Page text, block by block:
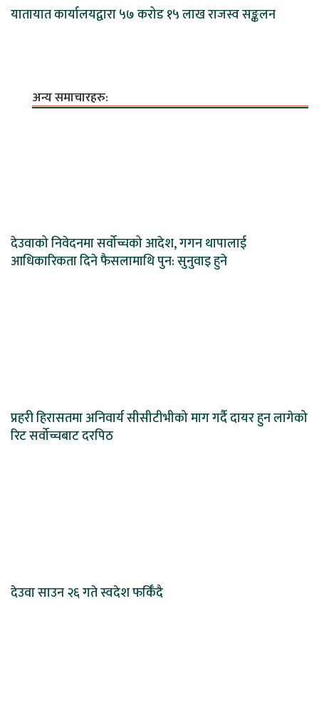
यातायात कार्यालयद्वारा ५७ करोड १५ लाख राजस्व सङ्कलन
अन्य समाचारहरु:
देउवाको निवेदनमा सर्वोच्चको आदेश, गगन थापालाई
आधिकारिकता दिने फैसलामाथि पुन: सुनुवाइ हुने
प्रहरी हिरासतमा अनिवार्य सीसीटीभीको माग गर्दै दायर हुन लागेको
रिट सर्वोच्चबाट दरपिठ
देउवा साउन २६ गते स्वदेश फर्किँदै